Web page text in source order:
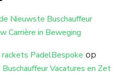
Nieuwste Buschauffeur
Carrière in Beweging
PadelBespoke op
Vacatures en Zet